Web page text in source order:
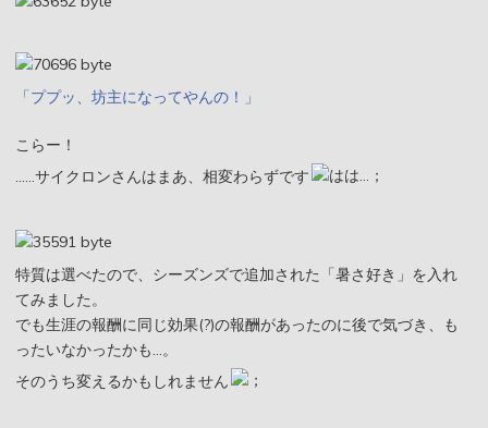
「ププッ、坊主になってやんの！」
こらー！
……サイクロンさんはまあ、相変わらずです
特質は選べたので、シーズンズで追加された「暑さ好き」を入れ
てみました。
でも生涯の報酬に同じ効果(?)の報酬があったのに後で気づき、も
ったいなかったかも…。
そのうち変えるかもしれません